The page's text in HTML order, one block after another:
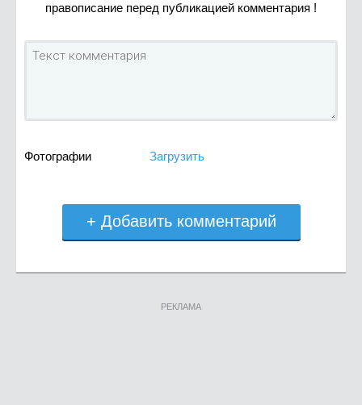
правописание перед публикацией комментария !
Фотографии Загрузить
+ Добавить комментарий
РЕКЛАМА